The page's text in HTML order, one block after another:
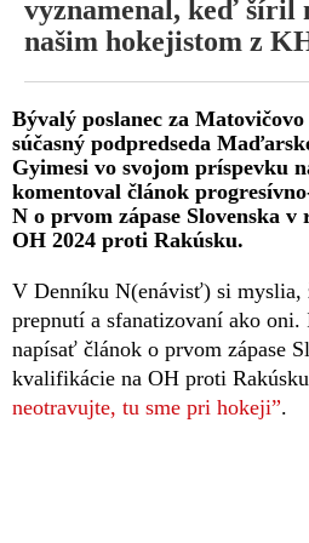
vyznamenal, keď šíril
našim hokejistom z
Bývalý poslanec za
súčasný podpredseda
Gyimesi vo svojom príspevku
komentoval článok
N o prvom zápase Slovenska
OH 2024 proti Rakúsku.
V Denníku N(enávisť) si myslia,
prepnutí a sfanatizovaní ako
napísať článok o prvom zápase
kvalifikácie na OH proti
neotravujte, tu sme pri hokeji”.